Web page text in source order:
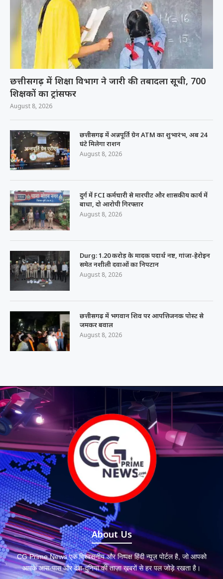
छत्तीसगढ़ में शिक्षा विभाग ने जारी की तबादला सूची, 700
शिक्षकों का ट्रांसफर
August 8, 2026
छत्तीसगढ़ में अन्नपूर्ति ग्रेन ATM का शुभारंभ, अब 24
घंटे मिलेगा राशन
August 8, 2026
दुर्ग में FCI कर्मचारी से मारपीट और शासकीय कार्य में
बाधा, दो आरोपी गिरफ्तार
August 8, 2026
Durg: 1.20 करोड़ के मादक पदार्थ नष्ट, गांजा-हेरोइन
समेत नशीली दवाओं का निपटान
August 8, 2026
छत्तीसगढ़ में भगवान शिव पर आपत्तिजनक पोस्ट से
जमकर बवाल
August 8, 2026
About Us
CG Prime News एक विश्वसनीय और निष्पक्ष हिंदी न्यूज़ पोर्टल है, जो आपको
आपके आस-पास और देश-दुनिया की ताज़ा ख़बरों से हर पल जोड़े रखता है।